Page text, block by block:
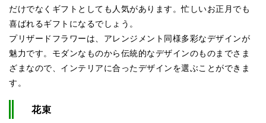
だけでなくギフトとしても人気があります。忙しいお正月でも
喜ばれるギフトになるでしょう。
プリザードフラワーは、アレンジメント同様多彩なデザインが
魅力です。モダンなものから伝統的なデザインのものまでさま
ざまなので、インテリアに合ったデザインを選ぶことができま
す。
花束